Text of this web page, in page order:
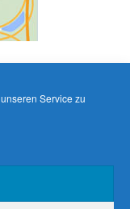
Service zu